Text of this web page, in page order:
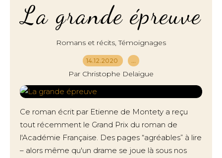
La grande épreuve
Romans et récits,Témoignages
14.12.2020 …
Par Christophe Delaigue
Ce roman écrit par Etienne de Montety a reçu
tout récemment le Grand Prix du roman de
l'Académie Française. Des pages “agréables” à lire
– alors même qu'un drame se joue là sous nos